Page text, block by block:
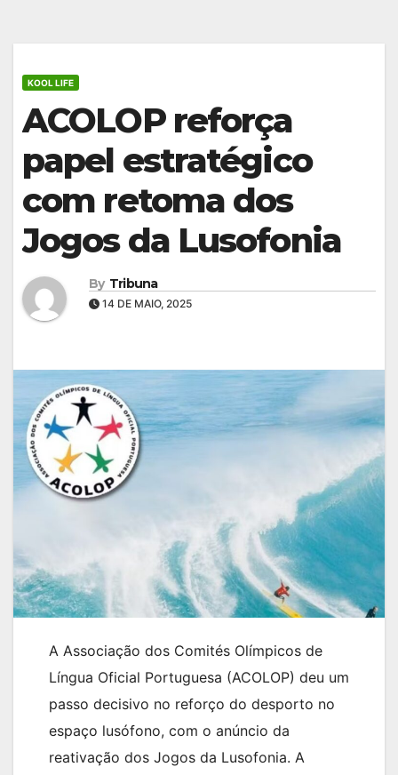
KOOL LIFE
ACOLOP reforça
papel estratégico
com retoma dos
Jogos da Lusofonia
By Tribuna
14 DE MAIO, 2025
A Associação dos Comités Olímpicos de
Língua Oficial Portuguesa (ACOLOP) deu um
passo decisivo no reforço do desporto no
espaço lusófono, com o anúncio da
reativação dos Jogos da Lusofonia. A